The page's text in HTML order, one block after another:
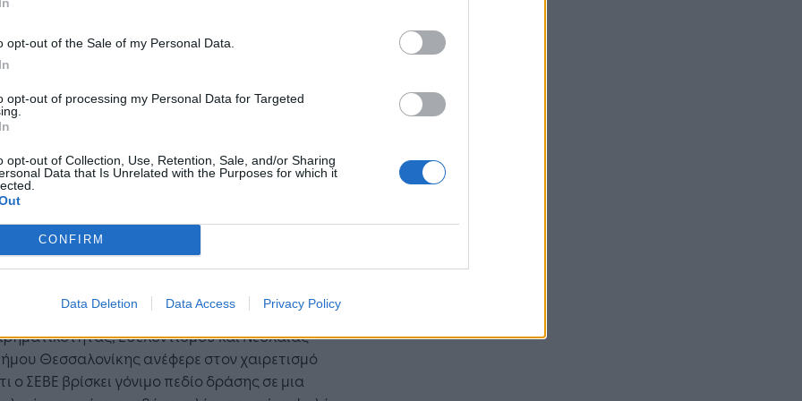
opt-out of the Sale of my Personal Data.
opt-out of processing my Personal Data for Targeted
opt-out of Collection, Use, Retention, Sale, and/or Sharing
Data that Is Unrelated with the Purposes for which it
CONFIRM
Data Deletion Data Access Privacy Policy
που απλώς θα διακινεί προϊόντα άλλων
μια Μητρόπολη που θα παράγει και θα εξάγει
της καινοτομία. Στόχος μας είναι να
πλεονέκτημα», υπογράμμισε ο κ.
μας έχει όλες τις προϋποθέσεις
εξελιχθεί στο σημαντικότερο
και διαμετακομιστικό κέντρο της
περιοχής»
μέρος της Συνέλευσης, ο εκπρόσωπος
Καινοτομίας, Νεοφυούς
Εθελοντισμού και Νεολαίας
Θεσσαλονίκης ανέφερε στον χαιρετισμό
ο ΣΕΒΕ βρίσκει γόνιμο πεδίο δράσης σε μια